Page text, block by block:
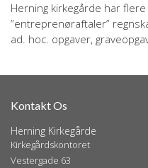
Herning kirkegårde har
”entreprenøraftaler”
ad. hoc. opgaver,
Kontakt Os
Herning Kirkegårde
Kirkegårdskontoret
Vestergade 63